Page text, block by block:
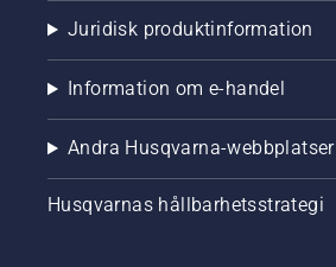
Juridisk produktinformation
Information om e-handel
Andra Husqvarna-webbplatser
Husqvarnas hållbarhetsstrategi